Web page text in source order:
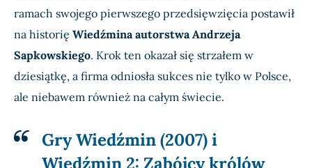
ramach swojego pierwszego przedsięwzięcia postawił
na historię Wiedźmina autorstwa Andrzeja
Sapkowskiego. Krok ten okazał się strzałem w
dziesiątkę, a firma odniosła sukces nie tylko w Polsce,
ale niebawem również na całym świecie.
Gry Wiedźmin (2007) i
Wiedźmin 2: Zabójcy królów